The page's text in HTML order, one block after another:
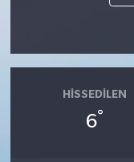
HISSEDILEN
6°